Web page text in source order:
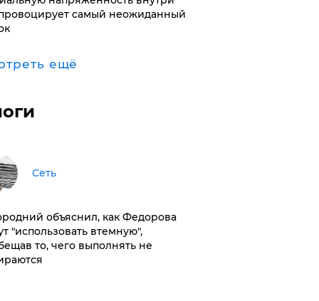
самый неожиданный
ещё
Сеть
объяснил, как Федорова
"использовать втемную",
то, чего выполнять не